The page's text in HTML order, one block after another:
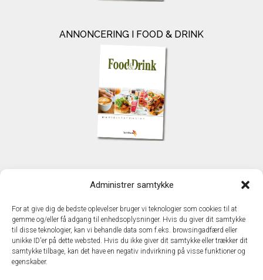
Administrer samtykke
For at give dig de bedste oplevelser bruger vi teknologier som cookies til at
gemme og/eller få adgang til enhedsoplysninger. Hvis du giver dit samtykke
til disse teknologier, kan vi behandle data som f.eks. browsingadfærd eller
unikke ID'er på dette websted. Hvis du ikke giver dit samtykke eller trækker dit
samtykke tilbage, kan det have en negativ indvirkning på visse funktioner og
egenskaber.
ANNONCERING I FOOD & DRINK
TechMedia A/S
DK – 2600 Glostrup
www.techmedia.dk
Telefon: +45 43 24 26 28
E-mail:info@techmedia.dk